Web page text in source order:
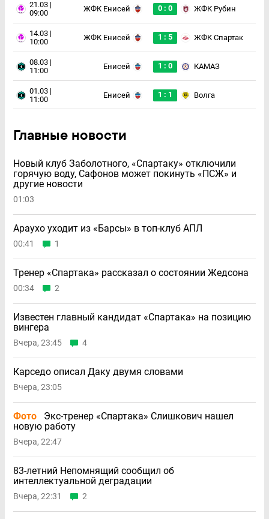
21.03 |
09:00
ЖФК Енисей 0 : 0 ЖФК Рубин
14.03 |
10:00
ЖФК Енисей 1 : 5 ЖФК Спартак
08.03 |
11:00
Енисей 1 : 0 КАМАЗ
01.03 |
11:00
Енисей 1 : 1 Волга
Главные новости
Новый клуб Заболотного, «Спартаку» отключили
горячую воду, Сафонов может покинуть «ПСЖ» и
другие новости
01:03
Араухо уходит из «Барсы» в топ-клуб АПЛ
00:41 1
Тренер «Спартака» рассказал о состоянии Жедсона
00:34 2
Известен главный кандидат «Спартака» на позицию
вингера
Вчера, 23:45 4
Карседо описал Даку двумя словами
Вчера, 23:05
Фото
Экс-тренер «Спартака» Слишкович нашел
новую работу
Вчера, 22:47
83-летний Непомнящий сообщил об
интеллектуальной деградации
Вчера, 22:31 2